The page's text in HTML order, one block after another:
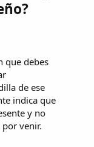
que debes
de ese
indica que
y no
venir.